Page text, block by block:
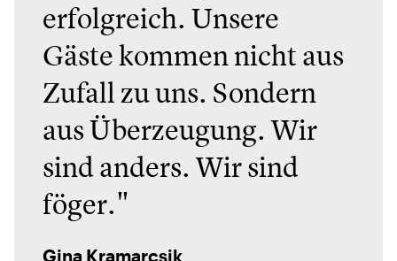
erfolgreich. Unsere
Gäste kommen nicht aus
Zufall zu uns. Sondern
aus Überzeugung. Wir
sind anders. Wir sind
föger."
Gina Kramarcsik